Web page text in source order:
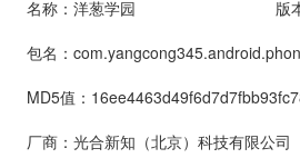
名称：洋葱学园
版
包名：
MD5值：
厂商：光合新知（北京）科技有限公司